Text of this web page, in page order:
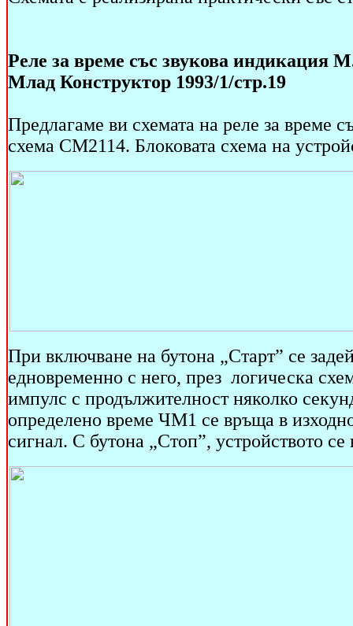
Реле за време със звукова индикация
Млад Конструктор 1993/1/стр.19
Предлагаме ви схемата на реле за време
схема СМ2114. Блоковата схема на
При включване на бутона „Старт” се
едновременно с него, през логическа
импулс с продължителност няколко
определено време ЧМ1 се връща в
сигнал. С бутона „Стоп”, устройството